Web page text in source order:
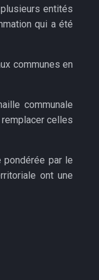
entités
qui a été
communes en
communale
celles
par le
ont une